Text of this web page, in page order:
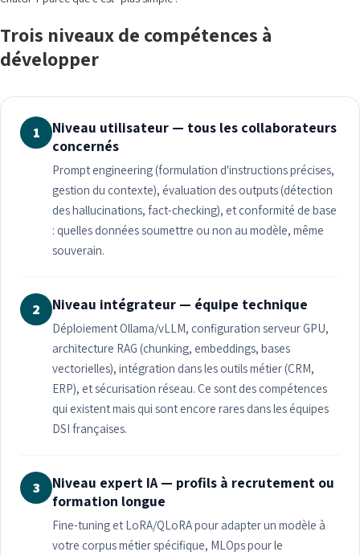
Trois niveaux de compétences à
développer
1
Niveau utilisateur — tous les collaborateurs
concernés
Prompt engineering (formulation d'instructions précises,
gestion du contexte), évaluation des outputs (détection
des hallucinations, fact-checking), et conformité de base
: quelles données soumettre ou non au modèle, même
souverain.
2 Niveau intégrateur — équipe technique
Déploiement Ollama/vLLM, configuration serveur GPU,
architecture RAG (chunking, embeddings, bases
vectorielles), intégration dans les outils métier (CRM,
ERP), et sécurisation réseau. Ce sont des compétences
qui existent mais qui sont encore rares dans les équipes
DSI françaises.
3
Niveau expert IA — profils à recrutement ou
formation longue
Fine-tuning et LoRA/QLoRA pour adapter un modèle à
votre corpus métier spécifique, MLOps pour le